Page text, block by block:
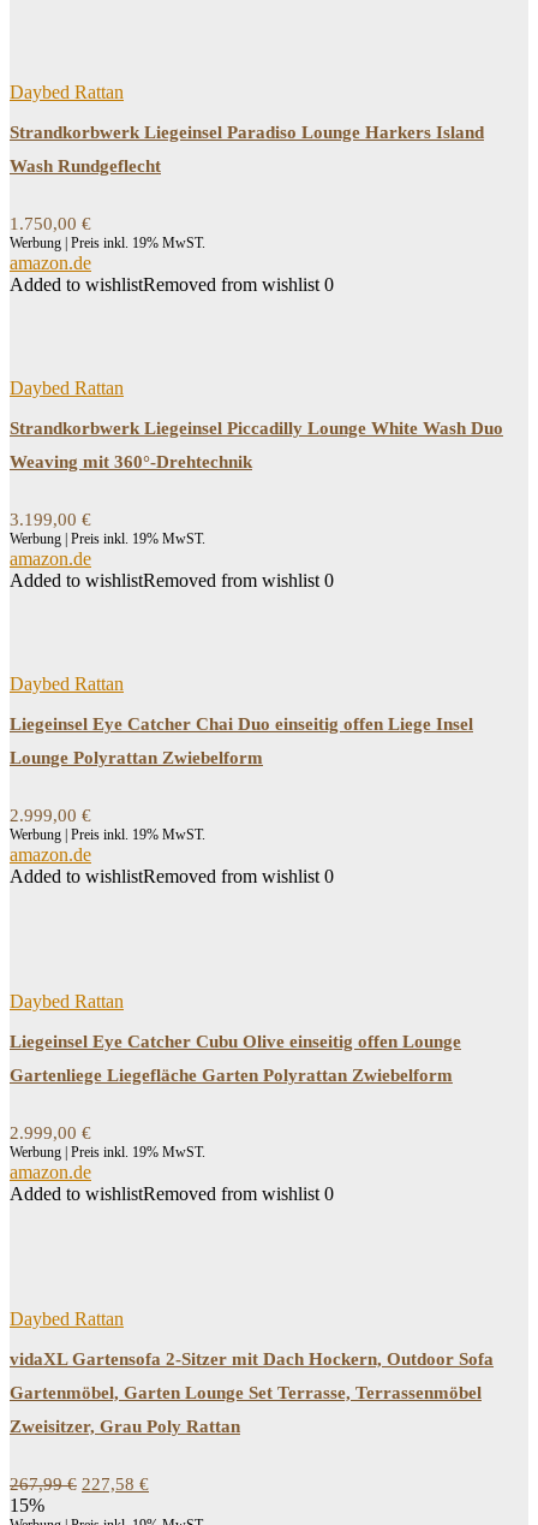
Daybed Rattan
Strandkorbwerk Liegeinsel Paradiso Lounge Harkers Island
Wash Rundgeflecht
1.750,00 €
Werbung | Preis inkl. 19% MwST.
amazon.de
Added to wishlistRemoved from wishlist 0
Daybed Rattan
Strandkorbwerk Liegeinsel Piccadilly Lounge White Wash Duo
Weaving mit 360°-Drehtechnik
3.199,00 €
Werbung | Preis inkl. 19% MwST.
amazon.de
Added to wishlistRemoved from wishlist 0
Daybed Rattan
Liegeinsel Eye Catcher Chai Duo einseitig offen Liege Insel
Lounge Polyrattan Zwiebelform
2.999,00 €
Werbung | Preis inkl. 19% MwST.
amazon.de
Added to wishlistRemoved from wishlist 0
Daybed Rattan
Liegeinsel Eye Catcher Cubu Olive einseitig offen Lounge
Gartenliege Liegefläche Garten Polyrattan Zwiebelform
2.999,00 €
Werbung | Preis inkl. 19% MwST.
amazon.de
Added to wishlistRemoved from wishlist 0
Daybed Rattan
vidaXL Gartensofa 2-Sitzer mit Dach Hockern, Outdoor Sofa
Gartenmöbel, Garten Lounge Set Terrasse, Terrassenmöbel
Zweisitzer, Grau Poly Rattan
267,99€ Ursprünglicher
227,58 €
15%